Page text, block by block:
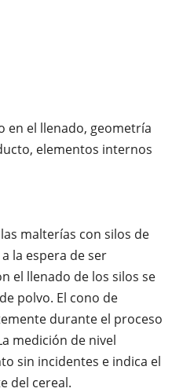
en el llenado, geometría
elementos internos
malterías con silos de
la espera de ser
el llenado de los silos se
polvo. El cono de
durante el proceso
medición de nivel
sin incidentes e indica el
del cereal.